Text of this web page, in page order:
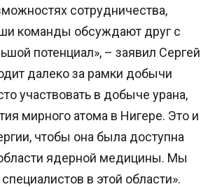
сотрудничества,
команды обсуждают друг с
потенциал», – заявил Сергей
далеко за рамки добычи
участвовать в добыче урана,
мирного атома в Нигере. Это и
чтобы она была доступна
ядерной медицины. Мы
в этой области».